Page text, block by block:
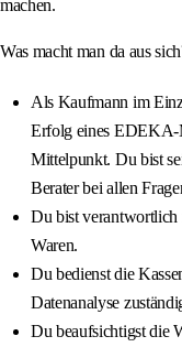
machen.
Was macht man da aus
Als Kaufmann im
Erfolg eines EDEKA-
Mittelpunkt. Du bist
Berater bei allen
Du bist
Waren.
Du bedienst die
Datenanalyse
Du beaufsichtigst die